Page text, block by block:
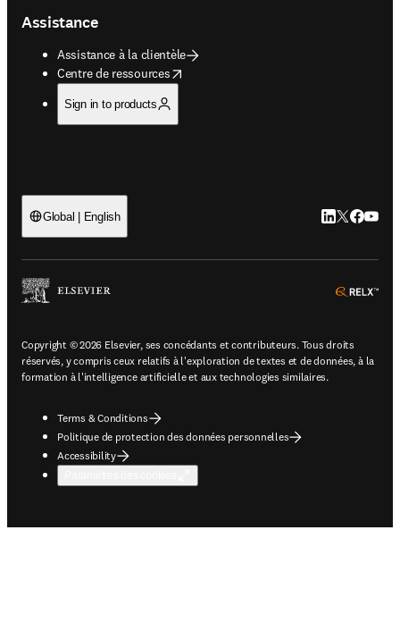
Assistance
Assistance à la clientèle
Centre de ressources
opens in new tab/window
Sign in to products
Global | English LinkedIn
Twitter
Copyright © 2026 Elsevier, ses concédants et contributeurs. Tous droits
réservés, y compris ceux relatifs à l'exploration de textes et de données, à la
formation à l'intelligence artificielle et aux technologies similaires.
Terms & Conditions
Politique de protection des données personnelles
Accessibility